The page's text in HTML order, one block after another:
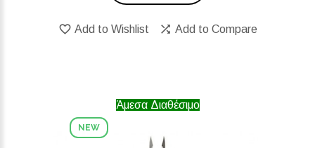
Add to Wishlist Add to Compare
Άμεσα Διαθέσιμο
NEW